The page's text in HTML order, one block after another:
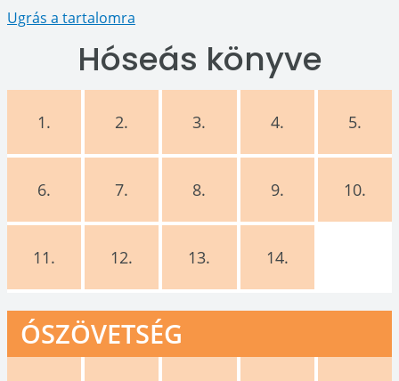
Ugrás a tartalomra
Hóseás könyve
1. 2. 3. 4. 5.
6. 7. 8. 9. 10.
11. 12. 13. 14.
ÓSZÖVETSÉG